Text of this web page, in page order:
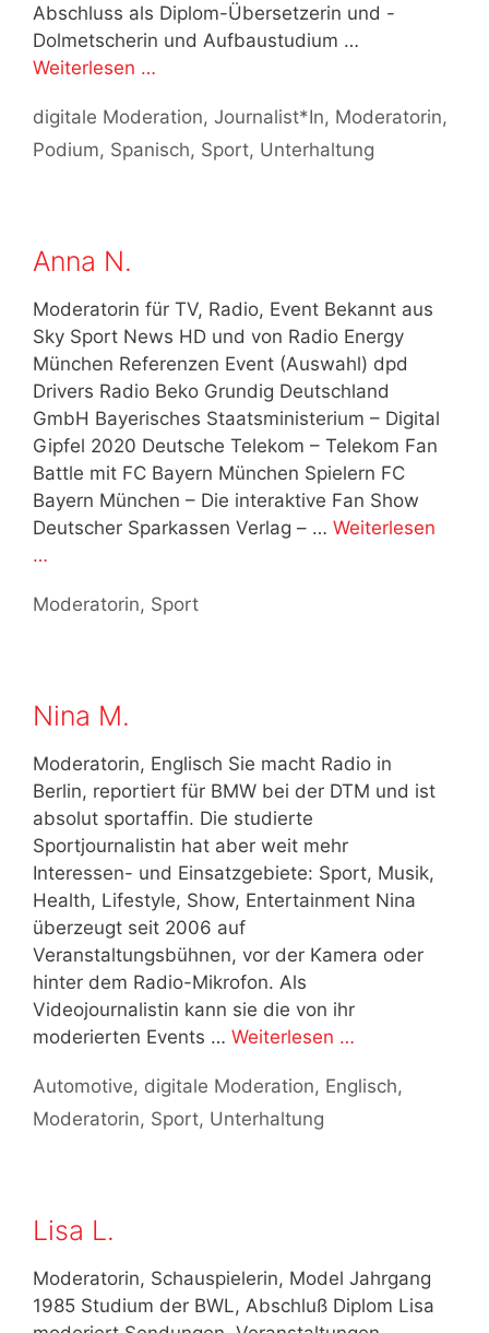
Abschluss als Diplom-Übersetzerin und -
Dolmetscherin und Aufbaustudium …
Weiterlesen …
Kategorien
digitale Moderation, Journalist*In, Moderatorin,
Podium, Spanisch, Sport, Unterhaltung
Anna N.
Moderatorin für TV, Radio, Event Bekannt aus
Sky Sport News HD und von Radio Energy
München Referenzen Event (Auswahl) dpd
Drivers Radio Beko Grundig Deutschland
GmbH Bayerisches Staatsministerium – Digital
Gipfel 2020 Deutsche Telekom – Telekom Fan
Battle mit FC Bayern München Spielern FC
Bayern München – Die interaktive Fan Show
Deutscher Sparkassen Verlag – … Weiterlesen
…
Kategorien
Moderatorin, Sport
Nina M.
Moderatorin, Englisch Sie macht Radio in
Berlin, reportiert für BMW bei der DTM und ist
absolut sportaffin. Die studierte
Sportjournalistin hat aber weit mehr
Interessen- und Einsatzgebiete: Sport, Musik,
Health, Lifestyle, Show, Entertainment Nina
überzeugt seit 2006 auf
Veranstaltungsbühnen, vor der Kamera oder
hinter dem Radio-Mikrofon. Als
Videojournalistin kann sie die von ihr
moderierten Events … Weiterlesen …
Kategorien
Automotive, digitale Moderation, Englisch,
Moderatorin, Sport, Unterhaltung
Lisa L.
Moderatorin, Schauspielerin, Model Jahrgang
1985 Studium der BWL, Abschluß Diplom Lisa